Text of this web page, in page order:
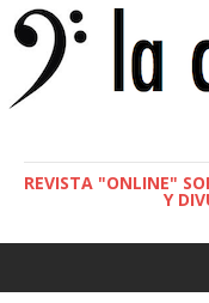
REVISTA "ONLINE"
Y